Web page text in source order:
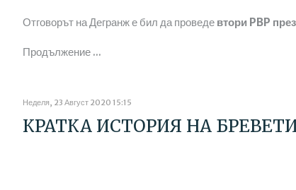
Отговорът на Дегранж е бил да проведе втори PBP
Продължение ...
Неделя, 23 Август 2020 15:15
КРАТКА ИСТОРИЯ НА